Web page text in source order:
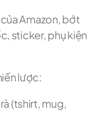
Amazon, bớt
sticker, phụ kiện
lược:
(tshirt, mug,